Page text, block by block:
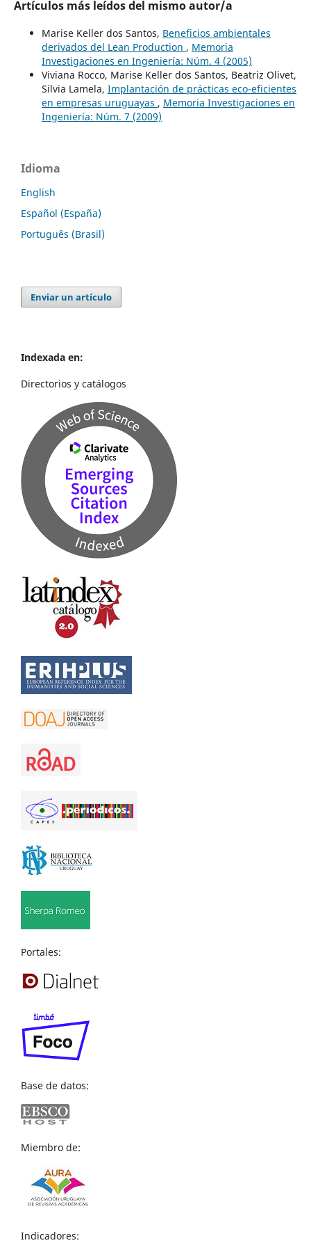
Artículos más leídos del mismo autor/a
Marise Keller dos Santos, Beneficios ambientales
derivados del Lean Production , Memoria
Investigaciones en Ingeniería: Núm. 4 (2005)
Viviana Rocco, Marise Keller dos Santos, Beatriz Olivet,
Silvia Lamela, Implantación de prácticas eco-eficientes
en empresas uruguayas , Memoria Investigaciones en
Ingeniería: Núm. 7 (2009)
Idioma
English
Español (España)
Português (Brasil)
Enviar un artículo
Indexada en:
Directorios y catálogos
Portales:
Base de datos:
Miembro de:
Indicadores: